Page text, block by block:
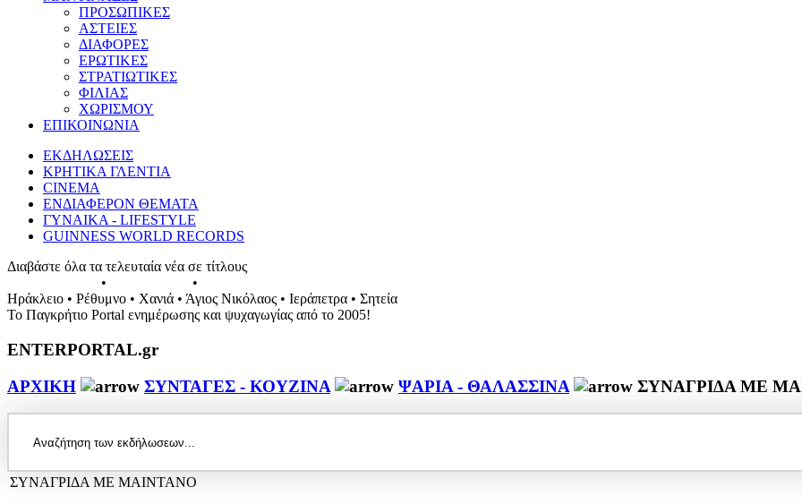
ΠΡΟΣΩΠΙΚΕΣ
ΑΣΤΕΙΕΣ
ΔΙΑΦΟΡΕΣ
ΕΡΩΤΙΚΕΣ
ΣΤΡΑΤΙΩΤΙΚΕΣ
ΦΙΛΙΑΣ
ΧΩΡΙΣΜΟΥ
ΕΠΙΚΟΙΝΩΝΙΑ
ΕΚΔΗΛΩΣΕΙΣ
ΚΡΗΤΙΚΑ ΓΛΕΝΤΙΑ
CINEMA
ΕΝΔΙΑΦΕΡΟΝ ΘΕΜΑΤΑ
ΓΥΝΑΙΚΑ - LIFESTYLE
GUINNESS WORLD RECORDS
Διαβάστε όλα τα τελευταία νέα σε τίτλους
• •
Ηράκλειο • Ρέθυμνο • Χανιά • Άγιος Νικόλαος • Ιεράπετρα • Σητεία
Το Παγκρήτιο Portal ενημέρωσης και ψυχαγωγίας από το 2005!
ENTERPORTAL.gr
ΑΡΧΙΚΗ
ΣΥΝΤΑΓΕΣ - ΚΟΥΖΙΝΑ ΨΑΡΙΑ - ΘΑΛΑΣΣΙΝΑ ΣΥΝΑΓΡΙΔΑ ΜΕ
ΣΥΝΑΓΡΙΔΑ ΜΕ ΜΑΙΝΤΑΝΟ